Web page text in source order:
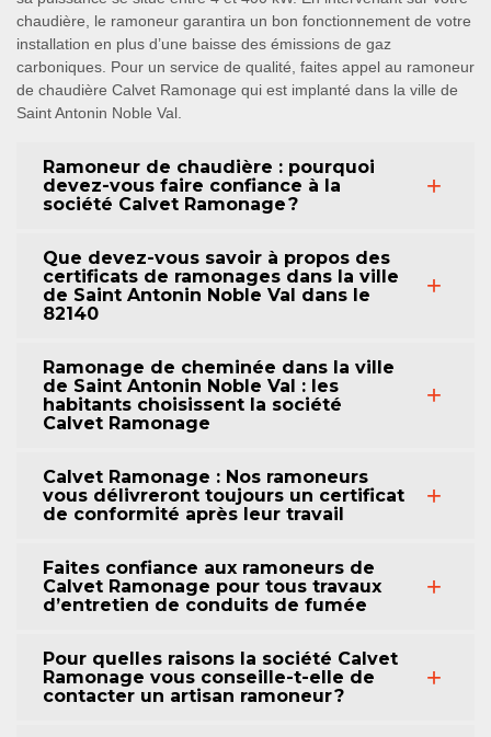
chaudière, le ramoneur garantira un bon fonctionnement de votre
installation en plus d’une baisse des émissions de gaz
carboniques. Pour un service de qualité, faites appel au ramoneur
de chaudière Calvet Ramonage qui est implanté dans la ville de
Saint Antonin Noble Val.
Ramoneur de chaudière : pourquoi
devez-vous faire confiance à la
société Calvet Ramonage ?
Que devez-vous savoir à propos des
certificats de ramonages dans la ville
de Saint Antonin Noble Val dans le
82140
Ramonage de cheminée dans la ville
de Saint Antonin Noble Val : les
habitants choisissent la société
Calvet Ramonage
Calvet Ramonage : Nos ramoneurs
vous délivreront toujours un certificat
de conformité après leur travail
Faites confiance aux ramoneurs de
Calvet Ramonage pour tous travaux
d’entretien de conduits de fumée
Pour quelles raisons la société Calvet
Ramonage vous conseille-t-elle de
contacter un artisan ramoneur ?